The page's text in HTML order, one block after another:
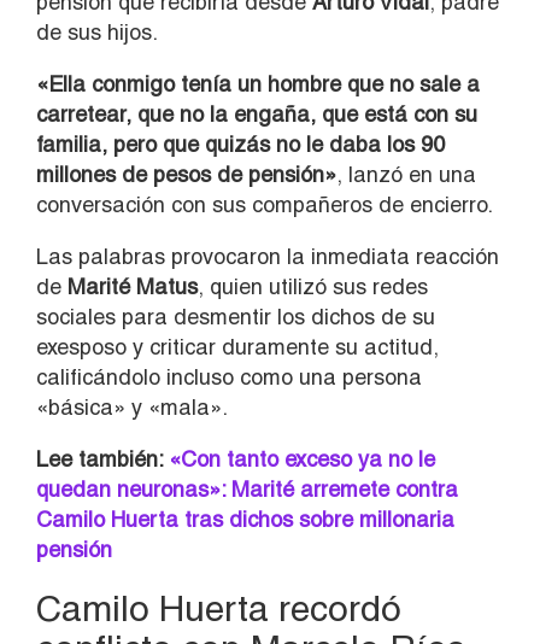
de sus hijos.
«Ella conmigo tenía un hombre que no sale a
carretear, que no la engaña, que está con su
familia, pero que quizás no le daba los 90
millones de pesos de pensión», lanzó en una
conversación con sus compañeros de encierro.
Las palabras provocaron la inmediata reacción
de Marité Matus, quien utilizó sus redes
sociales para desmentir los dichos de su
exesposo y criticar duramente su actitud,
calificándolo incluso como una persona
«básica» y «mala».
Lee también: «Con tanto exceso ya no le
quedan neuronas»: Marité arremete contra
Camilo Huerta tras dichos sobre millonaria
pensión
Camilo Huerta recordó